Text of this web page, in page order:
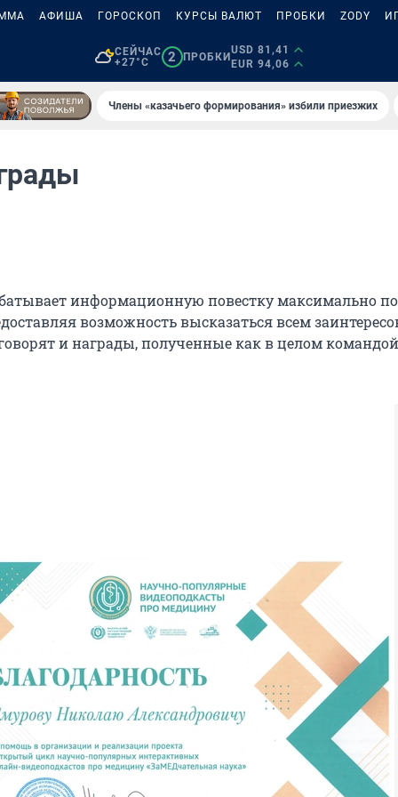
АФИША ГОРОСКОП КУРСЫ ВАЛЮТ ПРОБКИ ZODY
СЕЙЧАС
+27°C
2 ПРОБКИ
USD 81,41
EUR 94,06
Члены «казачьего формирования» избили приезжих
информационную повестку максимально
возможность высказаться всем
и награды, полученные как в целом